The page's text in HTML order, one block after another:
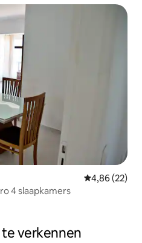
Gemiddelde
4,86 (22)
4 slaapkamers
verkennen